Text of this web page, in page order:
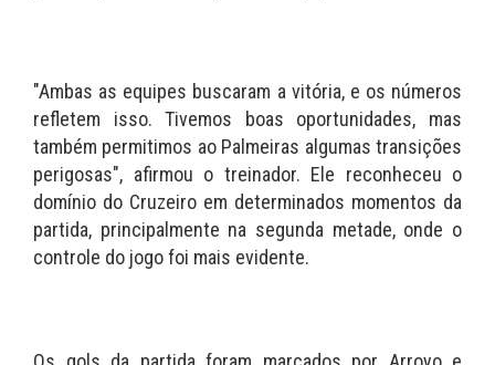
"Ambas as equipes buscaram a vitória, e os números
refletem isso. Tivemos boas oportunidades, mas
também permitimos ao Palmeiras algumas transições
perigosas", afirmou o treinador. Ele reconheceu o
domínio do Cruzeiro em determinados momentos da
partida, principalmente na segunda metade, onde o
controle do jogo foi mais evidente.